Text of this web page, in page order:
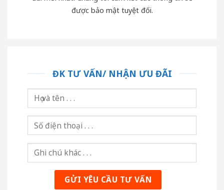
được bảo mật tuyệt đối.
ĐK TƯ VẤN/ NHẬN ƯU ĐÃI